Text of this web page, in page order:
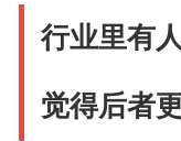
行业里有
觉得后者